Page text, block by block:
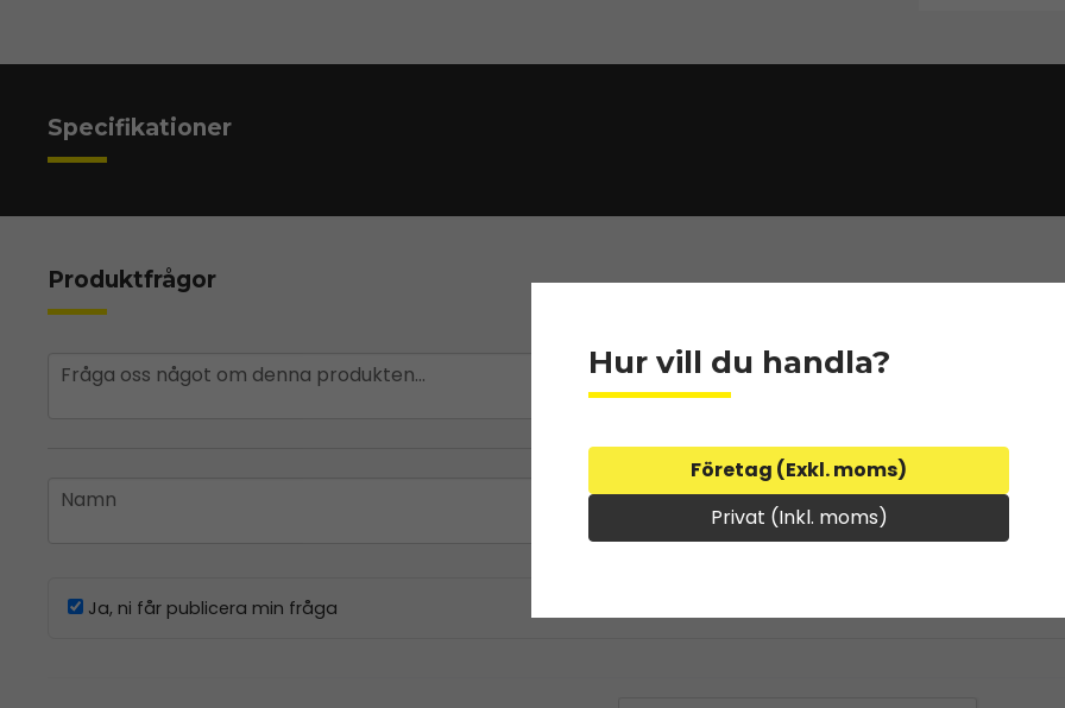
Specifikationer
Produktfrågor
question
Fråga oss något om denna produkten...
name
Namn email
Mejladress
Ja, ni får publicera min fråga
Hur vill du handla?
Företag (Exkl. moms)
Privat (Inkl. moms)